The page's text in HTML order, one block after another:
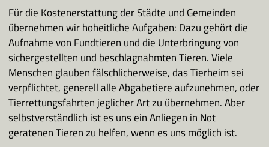
Häufig gestellte Fragen
Wissenswertes
Gassigeher
Ansprechpartner
Für die Kostenerstattung der Städte und Gemeinden
übernehmen wir hoheitliche Aufgaben: Dazu gehört die
Aufnahme von Fundtieren und die Unterbringung von
sichergestellten und beschlagnahmten Tieren. Viele
Menschen glauben fälschlicherweise, das Tierheim sei
verpflichtet, generell alle Abgabetiere aufzunehmen, oder
Tierrettungsfahrten jeglicher Art zu übernehmen. Aber
selbstverständlich ist es uns ein Anliegen in Not
geratenen Tieren zu helfen, wenn es uns möglich ist.